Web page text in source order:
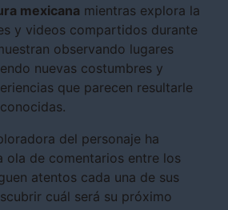
mexicana mientras explora la
y videos compartidos durante
observando lugares
nuevas costumbres y
que parecen resultarle
del personaje ha
ola de comentarios entre los
atentos cada una de sus
cuál será su próximo